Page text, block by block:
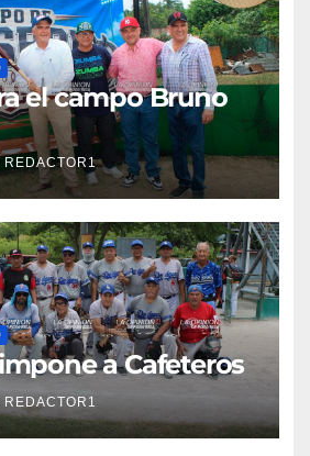
el campo Bruno
REDACTOR1
a Cafeteros
REDACTOR1